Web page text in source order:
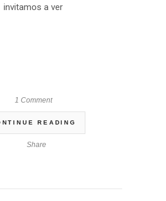
invitamos a ver
1 Comment
READING
Share